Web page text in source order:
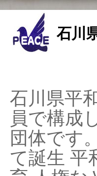
石川
石川県平
員で構成
団体です
て誕生 平